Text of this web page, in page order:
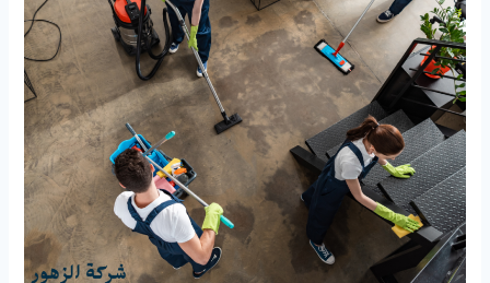
منازل
ببيشة